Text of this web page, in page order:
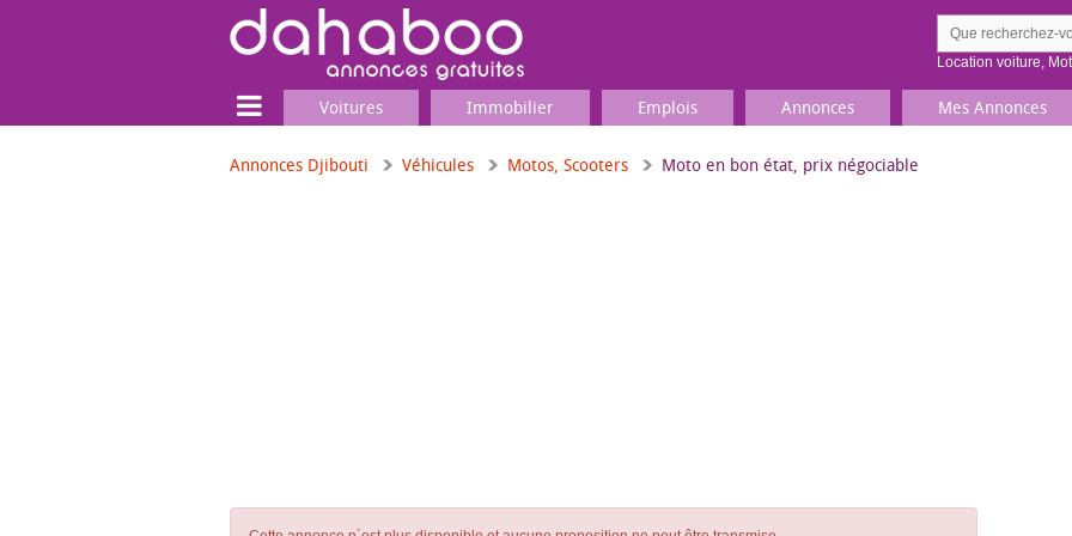
Location voiture,
Voitures Immobilier Emplois Annonces Mes Annonces
Annonces Djibouti Véhicules Motos, Scooters Moto en bon état, prix négociable